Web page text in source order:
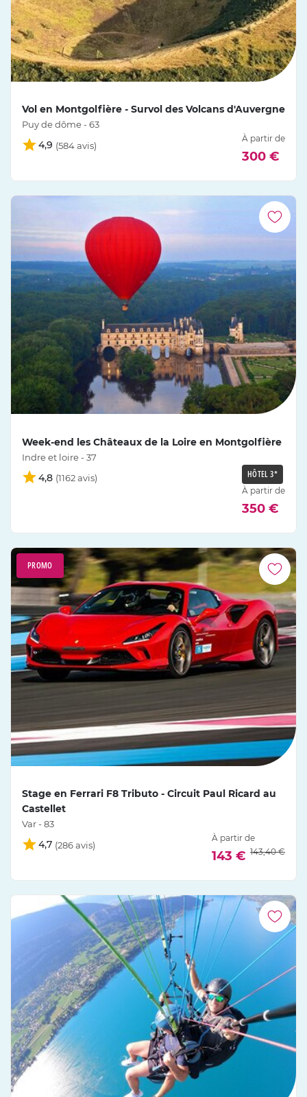
Vol en Montgolfière - Survol des Volcans d'Auvergne
Puy de dôme - 63
4,9
À partir de
300 €
Week-end les Châteaux de la Loire en Montgolfière
Indre et loire - 37
4,8 HÔTEL 3*
À partir de
350 €
PROMO
Stage en Ferrari F8 Tributo - Circuit Paul Ricard au
Castellet
Var - 83
4,7
À partir de
143 € 143,40 €